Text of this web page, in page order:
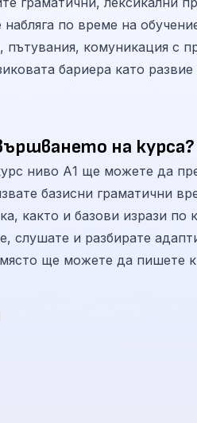
по време на
комуникация с
бариера като
на курса?
ниво А1 ще можете да
базисни граматични
както и базови изрази
слушате и разбирате
ще можете да пишете